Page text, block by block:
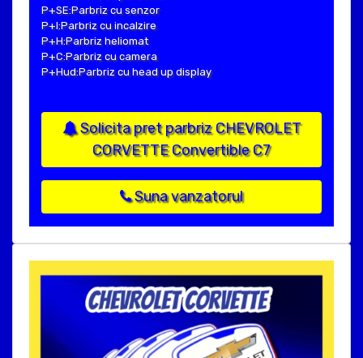
P+SE:Parbriz cu senzor
P+I:Parbriz cu incalzire
P+H:Parbriz heliomat
P+C:Parbriz cu camera
P+Hud:Parbriz cu head up display
Solicita pret parbriz CHEVROLET
CORVETTE Convertible C7
Suna vanzatorul